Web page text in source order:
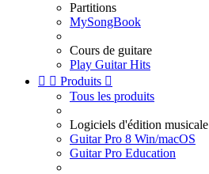
Partitions
MySongBook
Cours de guitare
Play Guitar Hits
  Produits 
Tous les produits
Logiciels d'édition musicale
Guitar Pro 8 Win/macOS
Guitar Pro Education